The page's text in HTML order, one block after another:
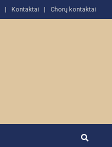
Kontaktai Chorų kontaktai